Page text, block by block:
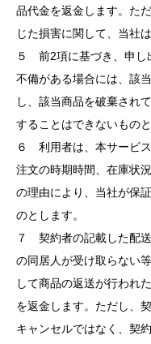
品代金を返金します。た
じた損害に関して、当社
５ 前2項に基づき、申し
不備がある場合には、該
し、該当商品を破棄され
することはできないものと
６ 利用者は、本サービス
注文の時期時間、在庫状
の理由により、当社が保
のとします。
７ 契約者の記載した配
の同居人が受け取らない
して商品の返送が行われ
を返金します。ただし、
キャンセルではなく、契